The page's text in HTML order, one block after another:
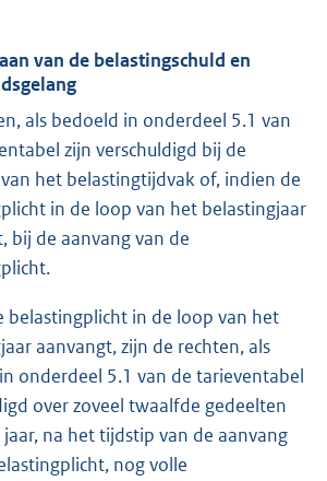
van de belastingschuld en
als bedoeld in onderdeel 5.1 van
zijn verschuldigd bij de
het belastingtijdvak of, indien de
in de loop van het belastingjaar
bij de aanvang van de
belastingplicht in de loop van het
aanvangt, zijn de rechten, als
onderdeel 5.1 van de tarieventabel
over zoveel twaalfde gedeelten
na het tijdstip van de aanvang
nog volle